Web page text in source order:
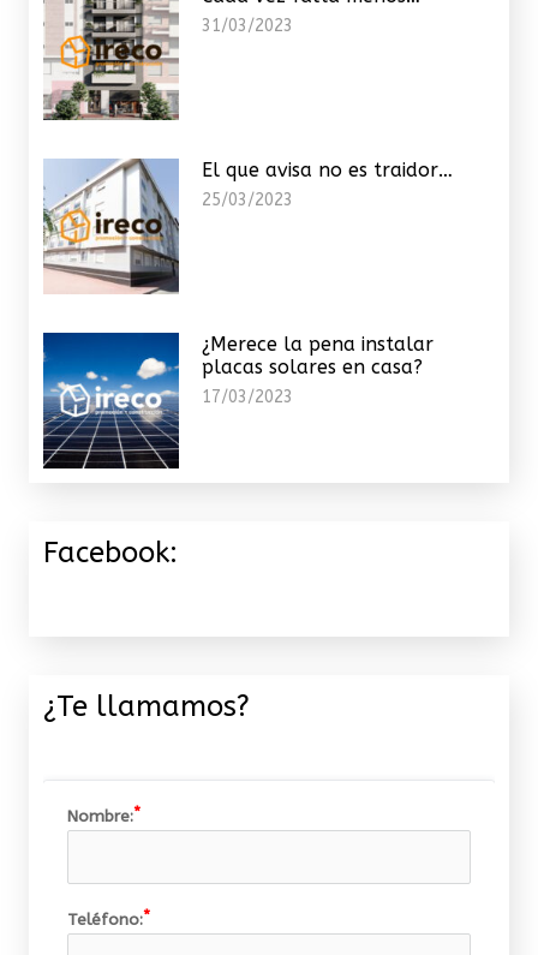
31/03/2023
El que avisa no es traidor…
25/03/2023
¿Merece la pena instalar
placas solares en casa?
17/03/2023
Facebook:
¿Te llamamos?
Nombre:
Teléfono: